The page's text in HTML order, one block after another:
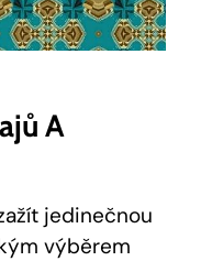
A
jedinečnou
výběrem